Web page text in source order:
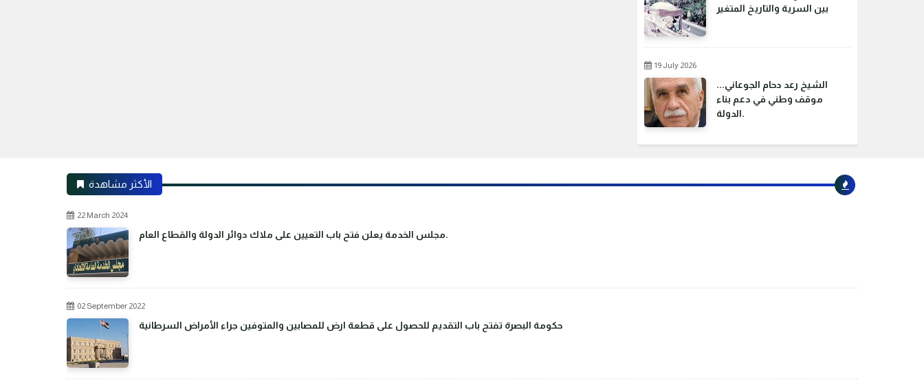
بين السرية والتاريخ المتغير
19 July 2026
الشيخ رعد دحام الجوعاني...
موقف وطني في دعم بناء
الدولة.
الأكثر مشاهدة
22 March 2024
مجلس الخدمة يعلن فتح باب التعيين على ملاك دوائر الدولة والقطاع العام.
02 September 2022
حكومة البصرة تفتح باب التقديم للحصول على قطعة ارض للمصابين والمتوفين جراء الأمراض السرطانية